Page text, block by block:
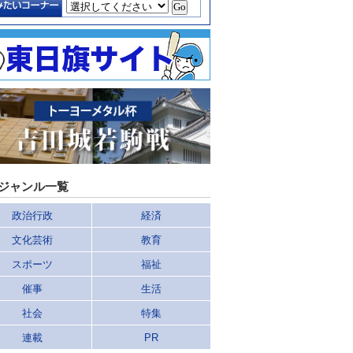
ャンル一覧
政治行政 経済
文化芸術 教育
スポーツ 福祉
催事 生活
社会 特集
連載 PR